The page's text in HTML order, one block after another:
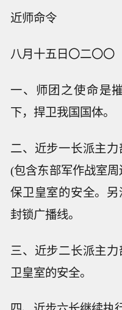
近师命令
八月十五日〇二〇〇
一、师团之使命是
下，捍卫我国国体。
二、近步一长派主
(包含东部军作战室
保卫皇室的安全。另
封锁广播线。
三、近步二长派主
卫皇室的安全。